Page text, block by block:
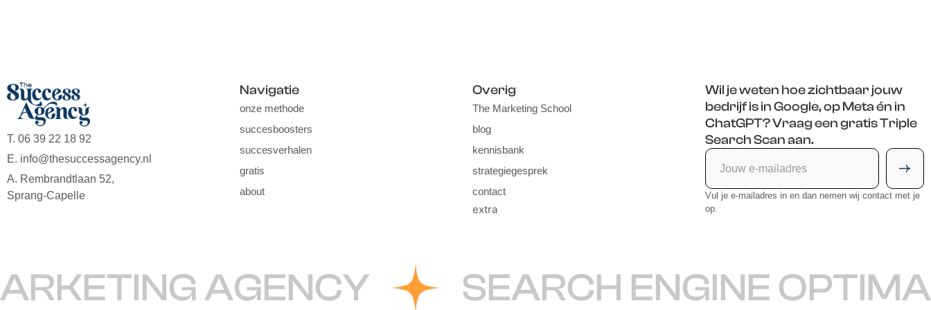
T. 06 39 22 18 92
E. info@thesuccessagency.nl
A. Rembrandtlaan 52,
Sprang-Capelle
Navigatie
onze methode
succesboosters
succesverhalen
gratis
about
Overig
The Marketing School
blog
kennisbank
strategiegesprek
contact
extra
Wil je weten hoe zichtbaar jouw
bedrijf is in Google, op Meta én in
ChatGPT? Vraag een gratis Triple
Search Scan aan.
Vul je e-mailadres in en dan nemen wij contact met je
op.
AGENCY SEARCH ENGINE